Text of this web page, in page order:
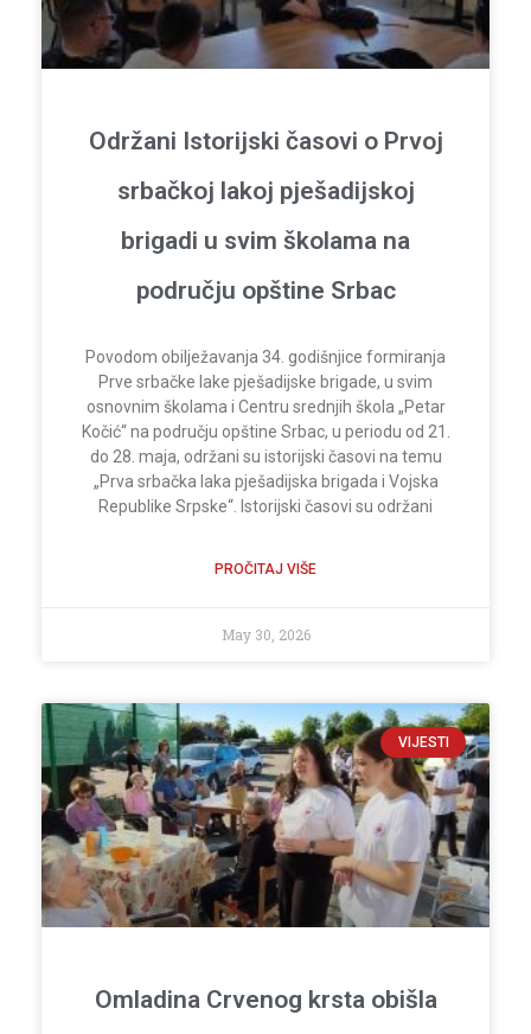
Održani Istorijski časovi o Prvoj
srbačkoj lakoj pješadijskoj
brigadi u svim školama na
području opštine Srbac
Povodom obilježavanja 34. godišnjice formiranja
Prve srbačke lake pješadijske brigade, u svim
osnovnim školama i Centru srednjih škola „Petar
Kočić“ na području opštine Srbac, u periodu od 21.
do 28. maja, održani su istorijski časovi na temu
„Prva srbačka laka pješadijska brigada i Vojska
Republike Srpske“. Istorijski časovi su održani
PROČITAJ VIŠE
May 30, 2026
VIJESTI
Omladina Crvenog krsta obišla